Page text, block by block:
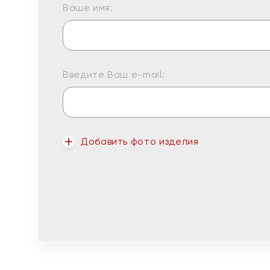
Ваше имя:
Введите Ваш e-mail:
Добавить фото изделия